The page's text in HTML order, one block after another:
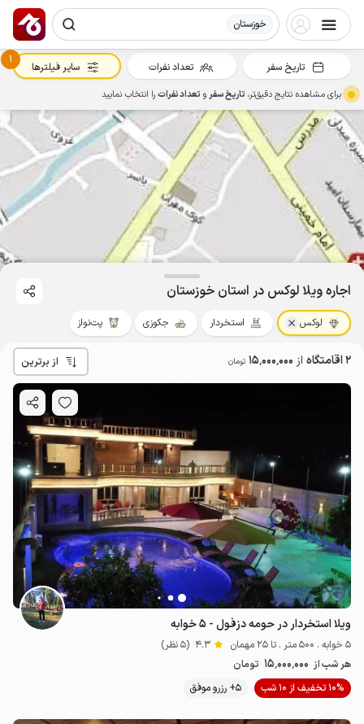
خوزستان
15میلیون ت 4.3
اجاره ویلا لوکس در استان خوزستان
لوکس استخردار جکوزی پت‌نواز
2 اقامتگاه از 15٬000٬000 تومان از برترین
ویلا استخردار در حومه دزفول - ۵ خوابه
5 خوابه . 500 متر . تا 25 مهمان 4.3 (5 نظر)
هر شب از 15٬000٬000 تومان
10% تخفیف از 10 شب
5+ رزرو موفق
تاریخ سفر تعداد نفرات
1
سایر فیلترها
برای مشاهده نتایج دقیق‌تر، تاریخ سفرو تعداد نفراترا انتخاب نمایید